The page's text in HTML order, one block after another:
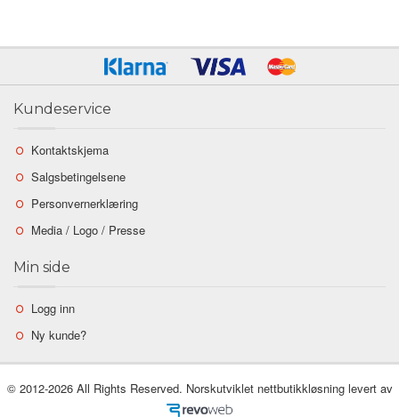
Kundeservice
Kontaktskjema
Salgsbetingelsene
Personvernerklæring
Media / Logo / Presse
Min side
Logg inn
Ny kunde?
© 2012-2026 All Rights Reserved. Norskutviklet nettbutikkløsning levert av